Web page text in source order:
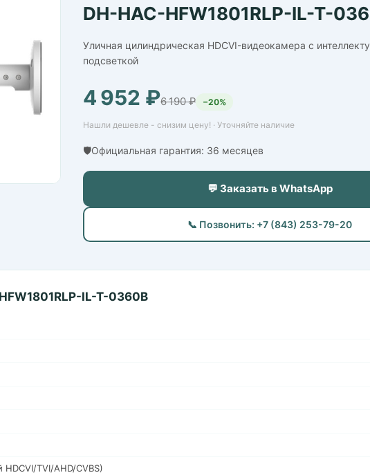
DH-HAC-HFW1801RLP-IL-T-
Уличная цилиндрическая HDCVI-видеокамера с
подсветкой
4 952 ₽6 190 ₽ −20%
Нашли дешевле - снизим цену! · Уточняйте наличие
🛡️Официальная гарантия: 36 месяцев
💬 Заказать в WhatsApp
📞 Позвонить: +7 (843) 253-79-20
IL-T-0360B
TVI/AHD/CVBS)